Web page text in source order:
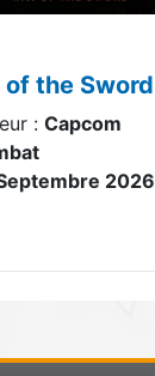
of the Sword
: Capcom
2026